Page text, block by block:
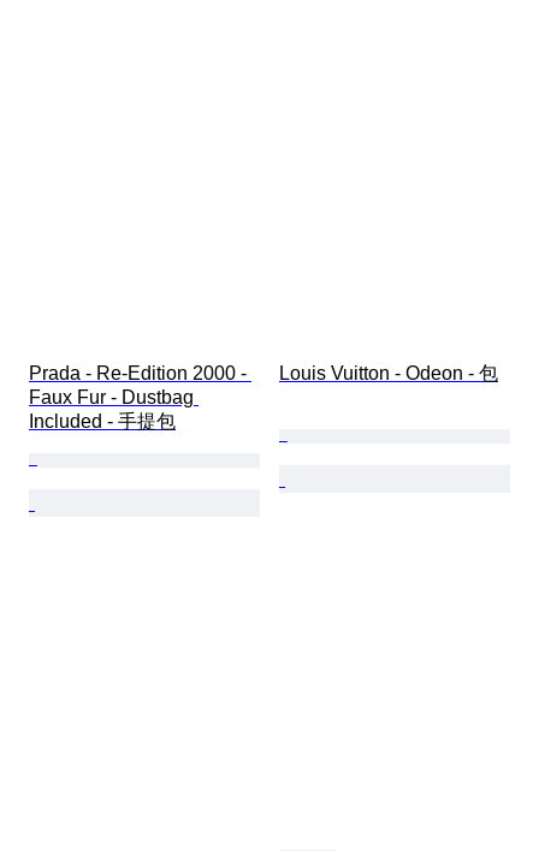
Prada - Re-Edition 2000 -
Faux Fur - Dustbag
Included - 手提包
Louis Vuitton - Odeon - 包